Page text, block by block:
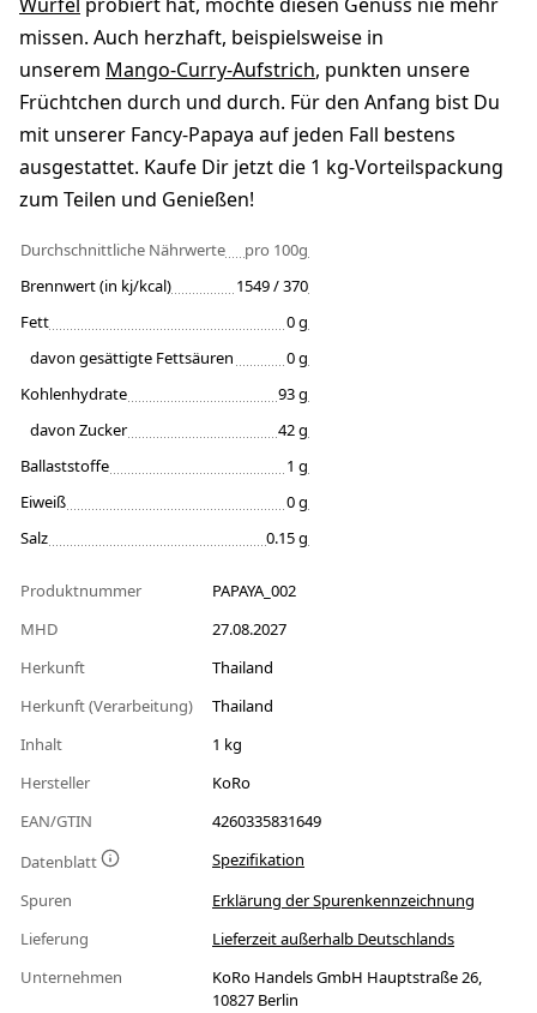
missen. Auch herzhaft, beispielsweise in
unserem Mango-Curry-Aufstrich, punkten unsere
Früchtchen durch und durch. Für den Anfang bist Du
mit unserer Fancy-Papaya auf jeden Fall bestens
ausgestattet. Kaufe Dir jetzt die 1 kg-Vorteilspackung
zum Teilen und Genießen!
Durchschnittliche Nährwerte
pro 100g
Brennwert (in kj/kcal)
1549 / 370
Fett
0 g
davon gesättigte Fettsäuren
0 g
Kohlenhydrate
93 g
davon Zucker
42 g
Ballaststoffe
1 g
Eiweiß
0 g
Salz
0.15 g
Produktnummer
PAPAYA_002
MHD
27.08.2027
Herkunft
Thailand
Herkunft (Verarbeitung)
Thailand
Inhalt
1 kg
Hersteller
KoRo
EAN/GTIN
4260335831649
Datenblatt
Spezifikation
Spuren
Erklärung der Spurenkennzeichnung
Lieferung
Lieferzeit außerhalb Deutschlands
Unternehmen
KoRo Handels GmbH Hauptstraße 26,
10827 Berlin